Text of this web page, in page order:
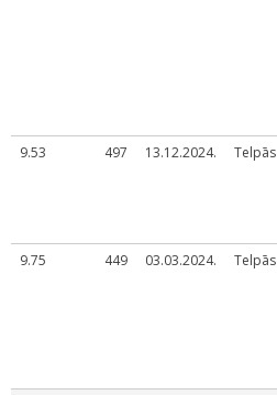
9.53
497 13.12.2024. Telpās
9.75
449 03.03.2024. Telpās